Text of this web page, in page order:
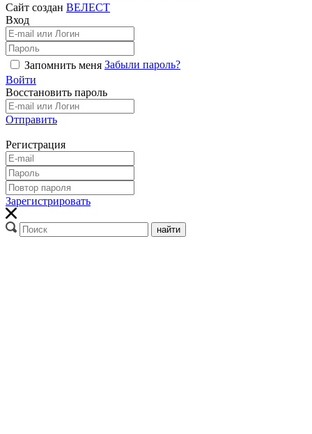
Сайт создан ВЕЛЕСТ
Вход
Запомнить меня Забыли пароль?
Войти
Восстановить пароль
Отправить
Регистрация
Зарегистрировать
найти